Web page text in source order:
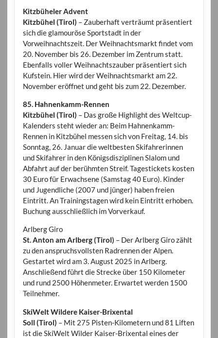
Kitzbüheler Advent
Kitzbühel (Tirol) – Zauberhaft verträumt präsentiert
sich die glamouröse Sportstadt in der
Vorweihnachtszeit. Der Weihnachtsmarkt findet vom
20. November bis 26. Dezember im Zentrum statt.
Ebenfalls voller Weihnachtszauber präsentiert sich
Kufstein. Hier wird der Weihnachtsmarkt am 22.
November eröffnet und geht bis zum 22. Dezember.
85. Hahnenkamm-Rennen
Kitzbühel (Tirol) – Das große Highlight des Weltcup-
Kalenders steht wieder an: Beim Hahnenkamm-
Rennen in Kitzbühel messen sich von Freitag, 14. bis
Sonntag, 26. Januar die weltbesten Skifahrerinnen
und Skifahrer in den Königsdisziplinen Slalom und
Abfahrt auf der berühmten Streif. Tagestickets kosten
30 Euro für Erwachsene (Samstag 40 Euro). Kinder
und Jugendliche (2007 und jünger) haben freien
Eintritt. An Trainingstagen wird kein Eintritt erhoben.
Buchung ausschließlich im Vorverkauf.
Arlberg Giro
St. Anton am Arlberg (Tirol) – Der Arlberg Giro zählt
zu den anspruchsvollsten Radrennen der Alpen.
Gestartet wird am 3. August 2025 in Arlberg.
Anschließend führt die Strecke über 150 Kilometer
und rund 2500 Höhenmeter. Erwartet werden 1500
Teilnehmer.
SkiWelt Wildere Kaiser-Brixental
Soll (Tirol) – Mit 275 Pisten-Kilometern und 81 Liften
ist die SkiWelt Wilder Kaiser-Brixental eines der